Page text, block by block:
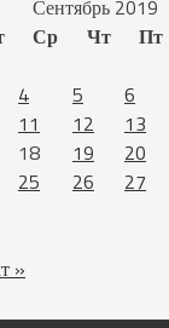
Сентябрь 2019
Ср Чт Пт
4 5 6
11 12 13
18 19 20
25 26 27
»